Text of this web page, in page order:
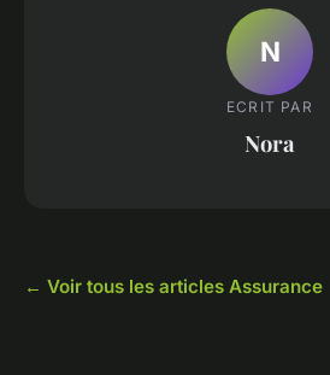
N
ECRIT PAR
Nora
← Voir tous les articles Assurance